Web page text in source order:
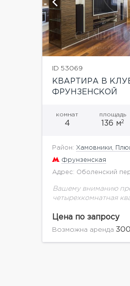
ID 53069
КВАРТИРА В
ФРУНЗЕНСКОЙ
комнат
4
площадь
136 м2
Район: Хамовники,
Фрунзенская
Адрес: Оболенский
Вашему вниманию
четырехкомнатная
спальни, санузел,
оборудована
Цена по запросу
Возможна аренда